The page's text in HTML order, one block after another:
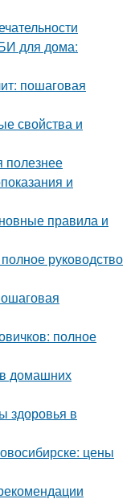
для дома:
пошаговая
свойства и
полезнее
и
правила и
руководство
полное
домашних
здоровья в
цены